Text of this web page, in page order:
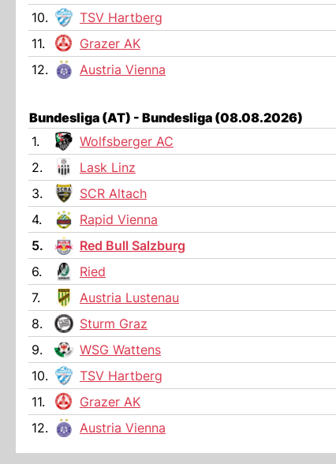
10.
TSV Hartberg
11.
Grazer AK
12.
Austria Vienna
Bundesliga (AT) - Bundesliga (08.08.2026)
1.
Wolfsberger AC
2.
Lask Linz
3.
SCR Altach
4.
Rapid Vienna
5.
Red Bull Salzburg
6.
Ried
7.
Austria Lustenau
8.
Sturm Graz
9.
WSG Wattens
10.
TSV Hartberg
11.
Grazer AK
12.
Austria Vienna